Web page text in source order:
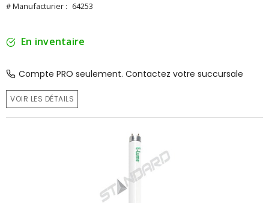
# Manufacturier : 64253
En inventaire
Compte PRO seulement. Contactez votre succursale
VOIR LES DÉTAILS